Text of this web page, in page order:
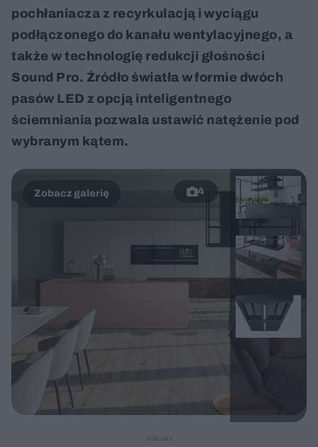
pochłaniacza z recyrkulacją i wyciągu
podłączonego do kanału wentylacyjnego, a
także w technologię redukcji głośności
Sound Pro. Źródło światła w formie dwóch
pasów LED z opcją inteligentnego
ściemniania pozwala ustawić natężenie pod
wybranym kątem.
4